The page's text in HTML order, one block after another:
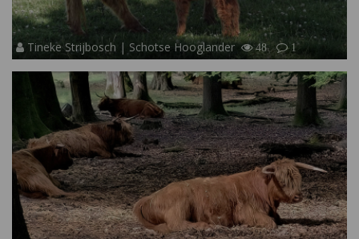
Tineke Strijbosch | Schotse Hooglander 48 1